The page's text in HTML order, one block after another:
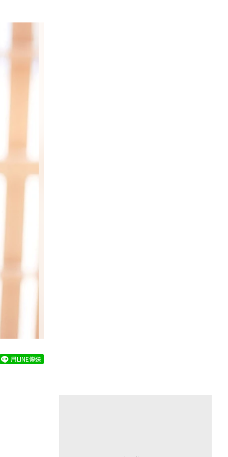
用LINE傳送